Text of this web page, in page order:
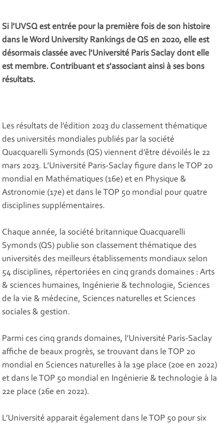
Si l'UVSQ est entrée pour la première fois de son histoire
dans le Word University Rankings de QS en 2020, elle est
désormais classée avec l'Université Paris Saclay dont elle
est membre. Contribuant et s'associant ainsi à ses bons
résultats.
Les résultats de l’édition 2023 du classement thématique
des universités mondiales publiés par la société
Quacquarelli Symonds (QS) viennent d’être dévoilés le 22
mars 2023. L’Université Paris-Saclay figure dans le TOP 20
mondial en Mathématiques (16e) et en Physique &
Astronomie (17e) et dans le TOP 50 mondial pour quatre
disciplines supplémentaires.
Chaque année, la société britannique Quacquarelli
Symonds (QS) publie son classement thématique des
universités des meilleurs établissements mondiaux selon
54 disciplines, répertoriées en cinq grands domaines : Arts
& sciences humaines, Ingénierie & technologie, Sciences
de la vie & médecine, Sciences naturelles et Sciences
sociales & gestion.
Parmi ces cinq grands domaines, l’Université Paris-Saclay
affiche de beaux progrès, se trouvant dans le TOP 20
mondial en Sciences naturelles à la 19e place (20e en 2022)
et dans le TOP 50 mondial en Ingénierie & technologie à la
22e place (26e en 2022).
L’Université apparait également dans le TOP 50 pour six